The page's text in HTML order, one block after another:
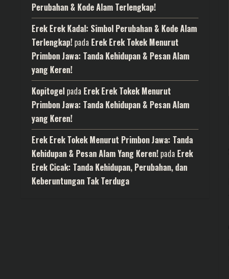
Perubahan & Kode Alam Terlengkap!
Erek Erek Kadal: Simbol Perubahan & Kode Alam
Terlengkap! pada Erek Erek Tokek Menurut
Primbon Jawa: Tanda Kehidupan & Pesan Alam
yang Keren!
Kopitogel pada Erek Erek Tokek Menurut
Primbon Jawa: Tanda Kehidupan & Pesan Alam
yang Keren!
Erek Erek Tokek Menurut Primbon Jawa: Tanda
Kehidupan & Pesan Alam Yang Keren! pada Erek
Erek Cicak: Tanda Kehidupan, Perubahan, dan
Keberuntungan Tak Terduga